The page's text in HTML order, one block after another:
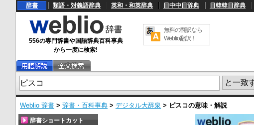
辞書 類語・対義語辞典 英和・和英辞典 日中中日辞典 日韓韓日辞典
556の専門辞書や国語辞典百科事典
から一度に検索!
無料の翻訳なら
Weblio翻訳！
Weblio 辞書 > 辞書・百科事典 > デジタル大辞泉 > ピスコの意味・解説
辞書ショートカット